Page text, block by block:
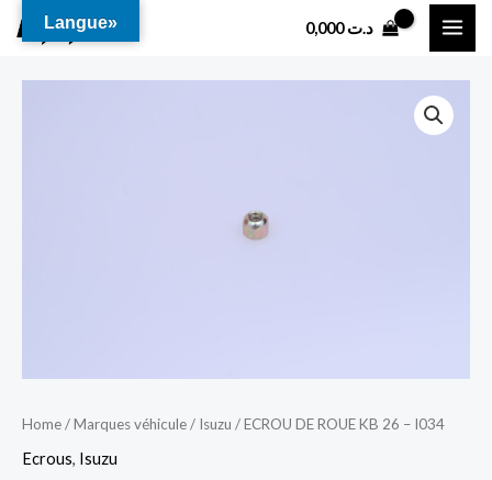
د.ت0,000
Home/Marques véhicule/ Isuzu / ECROU DE ROUE KB 26 – I034
Ecrous, Isuzu
Langue»